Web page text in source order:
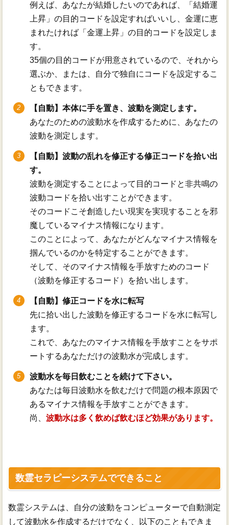
例えば、あなたが結婚したいのであれば、「結婚運
上昇」の目的コードを設定すればいいし、金運に恵
まれたければ「金運上昇」の目的コードを設定しま
す。
35個の目的コードが用意されているので、それから
選ぶか、または、自分で独自にコードを設定するこ
ともできます。
【自動】本体に手を置き、波動を測定します。
あなたのための波動水を作成するために、あなたの
波動を測定します。
【自動】波動の乱れを修正する修正コードを拾い出
す。
波動を測定することによって目的コードと非共鳴の
波動コードを拾い出すことができます。
そのコードこそ創造したい現実を実現することを邪
魔しているマイナス情報になります。
このことによって、あなたがどんなマイナス情報を
掴んでいるのかを特定することができます。
そして、そのマイナス情報を手放すためのコード
（波動を修正するコード）を拾い出します。
【自動】修正コードを水に転写
先に拾い出した波動を修正するコードを水に転写し
ます。
これで、あなたのマイナス情報を手放すことをサポ
ートするあなただけの波動水が完成します。
波動水を毎日飲むことを続けて下さい。
あなたは毎日波動水を飲むだけで問題の根本原因で
あるマイナス情報を手放すことができます。
尚、 波動水は多く飲めば飲むほど効果があります。
数霊セラピーシステムでできること
数霊システムは、自分の波動をコンピューターで自動測定
して波動水を作成するだけでなく、以下のこともできま